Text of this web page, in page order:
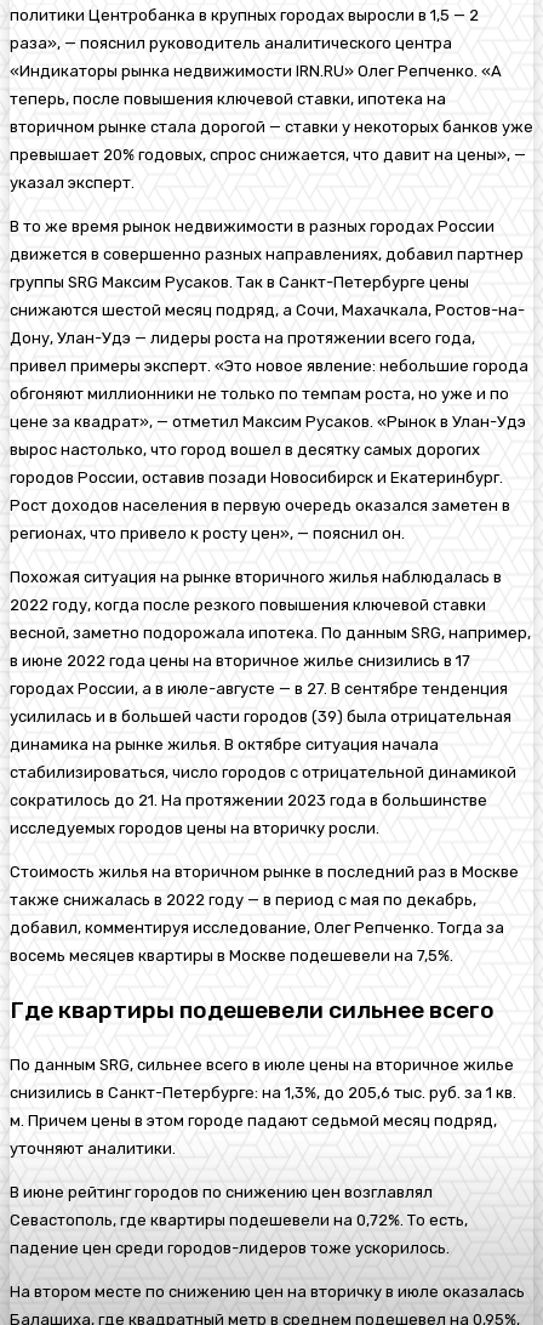
политики Центробанка в крупных городах выросли в 1,5 — 2
раза», — пояснил руководитель аналитического центра
«Индикаторы рынка недвижимости IRN.RU» Олег Репченко. «А
теперь, после повышения ключевой ставки, ипотека на
вторичном рынке стала дорогой — ставки у некоторых банков уже
превышает 20% годовых, спрос снижается, что давит на цены», —
указал эксперт.
В то же время рынок недвижимости в разных городах России
движется в совершенно разных направлениях, добавил партнер
группы SRG Максим Русаков. Так в Санкт-Петербурге цены
снижаются шестой месяц подряд, а Сочи, Махачкала, Ростов-на-
Дону, Улан-Удэ — лидеры роста на протяжении всего года,
привел примеры эксперт. «Это новое явление: небольшие города
обгоняют миллионники не только по темпам роста, но уже и по
цене за квадрат», — отметил Максим Русаков. «Рынок в Улан-Удэ
вырос настолько, что город вошел в десятку самых дорогих
городов России, оставив позади Новосибирск и Екатеринбург.
Рост доходов населения в первую очередь оказался заметен в
регионах, что привело к росту цен», — пояснил он.
Похожая ситуация на рынке вторичного жилья наблюдалась в
2022 году, когда после резкого повышения ключевой ставки
весной, заметно подорожала ипотека. По данным SRG, например,
в июне 2022 года цены на вторичное жилье снизились в 17
городах России, а в июле-августе — в 27. В сентябре тенденция
усилилась и в большей части городов (39) была отрицательная
динамика на рынке жилья. В октябре ситуация начала
стабилизироваться, число городов с отрицательной динамикой
сократилось до 21. На протяжении 2023 года в большинстве
исследуемых городов цены на вторичку росли.
Стоимость жилья на вторичном рынке в последний раз в Москве
также снижалась в 2022 году — в период с мая по декабрь,
добавил, комментируя исследование, Олег Репченко. Тогда за
восемь месяцев квартиры в Москве подешевели на 7,5%.
Где квартиры подешевели сильнее всего
По данным SRG, сильнее всего в июле цены на вторичное жилье
снизились в Санкт-Петербурге: на 1,3%, до 205,6 тыс. руб. за 1 кв.
м. Причем цены в этом городе падают седьмой месяц подряд,
уточняют аналитики.
В июне рейтинг городов по снижению цен возглавлял
Севастополь, где квартиры подешевели на 0,72%. То есть,
падение цен среди городов-лидеров тоже ускорилось.
На втором месте по снижению цен на вторичку в июле оказалась
Балашиха, где квадратный метр в среднем подешевел на 0,95%,